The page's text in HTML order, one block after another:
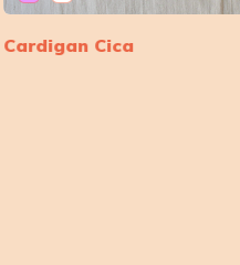
Cardigan Cica